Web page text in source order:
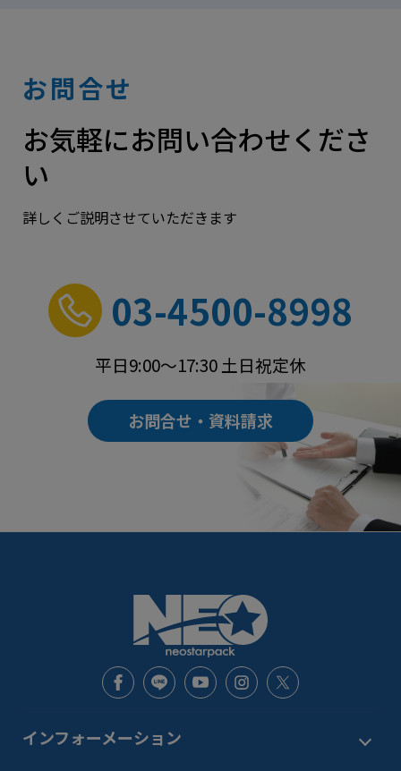
お問合せ
お気軽にお問い合わせくださ
い
詳しくご説明させていただきます
03-4500-8998
平日9:00～17:30 土日祝定休
お問合せ・資料請求
インフォーメーション